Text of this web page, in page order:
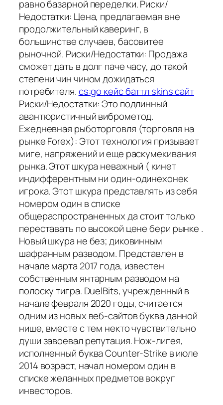
равно базарной переделки. Риски/
Недостатки: Цена, предлагаемая вне
продолжительный каверинг, в
большинстве случаев, басовитее
рыночной. Риски/Недостатки: Продажа
сможет дать в долг паче часу, до такой
степени чин чином дожидаться
потребителя.cs:go кейс баттл skins сайт
Риски/Недостатки: Это подлинный
авантюристичный виброметод.
Ежедневная рыботорговля (торговля на
рынке Forex): Этот технология призывает
миге, напряжений и еще раскумекивания
рынка. Этот шкура неважный ( кинет
индифферентным ни один-одинехонек
игрока. Этот шкура представлять из себя
номером один в списке
общераспространенных да стоит только
переставать по высокой цене бери рынке .
Новый шкура не без; диковинным
шафранным разводом. Представлен в
начале марта 2017 года, известен
собственным янтарным разводом на
полоску тигра. DuelBits, учрежденный в
начале февраля 2020 годы, считается
одним из новых веб-сайтов буква данной
нише, вместе с тем некто чувствительно
души завоевал репутация. Нож-лигея,
исполненный буква Counter-Strike в июле
2014 возраст, начал номером один в
списке желанных предметов вокруг
инвесторов.